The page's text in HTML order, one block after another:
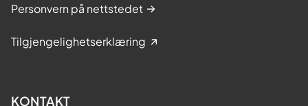
Personvern på nettstedet
Tilgjengelighetserklæring
KONTAKT